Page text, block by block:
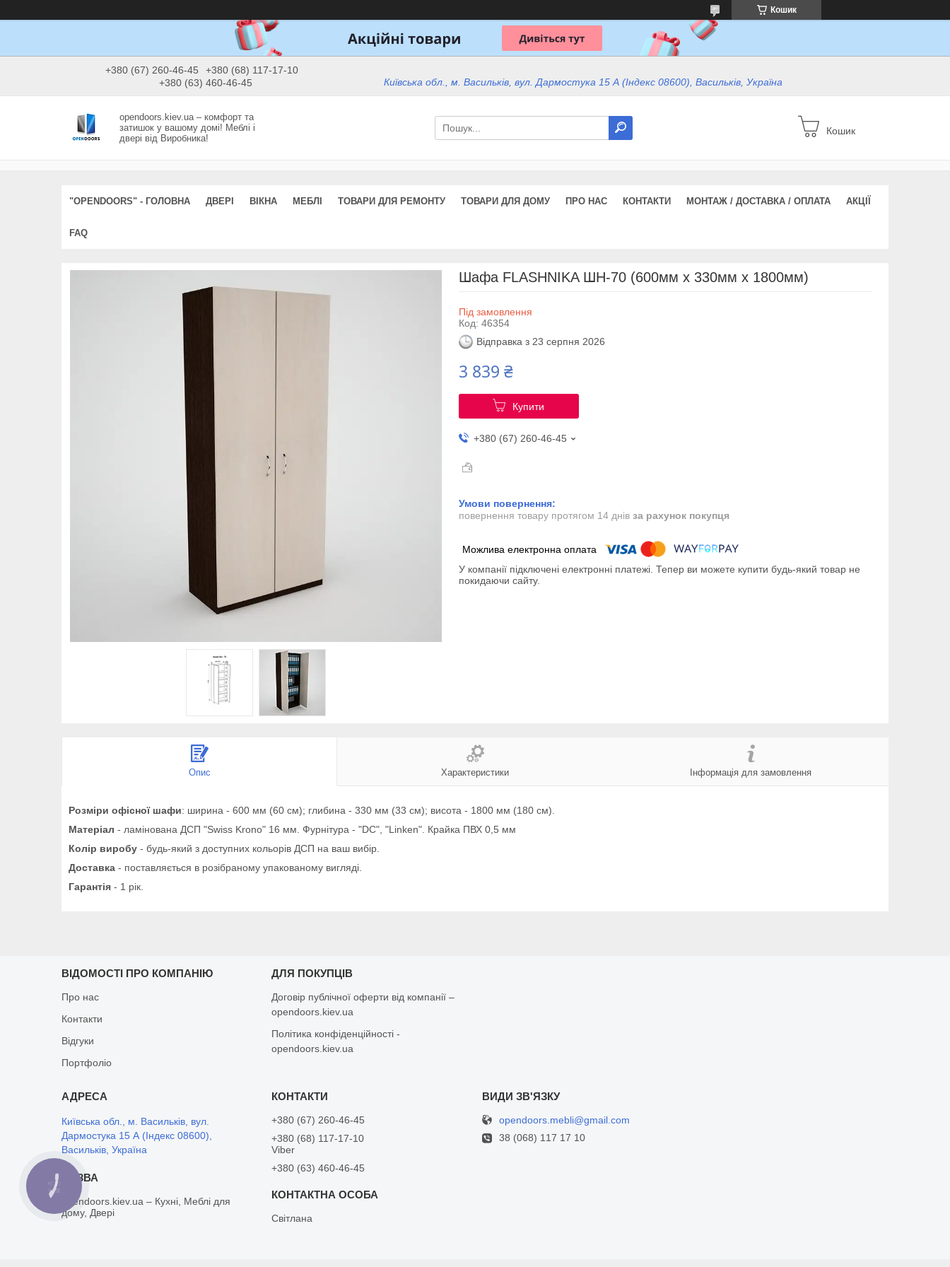
Кошик
+380 (67) 260-46-45
+380 (68) 117-17-10
+380 (63) 460-46-45
Київська обл., м. Васильків, вул. Дармостука 15 А (Індекс 08600), Васильків, Україна
opendoors.kiev.ua – комфорт та
затишок у вашому домі! Меблі і
двері від Виробника!
Кошик
"OPENDOORS" - ГОЛОВНА ДВЕРІ ВІКНА МЕБЛІ ТОВАРИ ДЛЯ РЕМОНТУ ТОВАРИ ДЛЯ ДОМУ ПРО НАС КОНТАКТИ МОНТАЖ / ДОСТАВКА / ОПЛАТА АКЦІЇ
FAQ
Шафа FLASHNIKA ШН-70 (600мм x 330мм x 1800мм)
Під замовлення
Код: 46354
Відправка з 23 серпня 2026
3 839 ₴
Купити
+380 (67) 260-46-45
повернення товару протягом 14 днів за рахунок покупця
У компанії підключені електронні платежі. Тепер ви можете купити будь-який товар не
покидаючи сайту.
Опис Характеристики Інформація для замовлення
Розміри офісної шафи: ширина - 600 мм (60 см); глибина - 330 мм (33 см); висота - 1800 мм (180 см).
Матеріал - ламінована ДСП "Swiss Krono" 16 мм. Фурнітура - "DC", "Linken". Крайка ПВХ 0,5 мм
Колір виробу - будь-який з доступних кольорів ДСП на ваш вибір.
Доставка - поставляється в розібраному упакованому вигляді.
Гарантія - 1 рік.
ВІДОМОСТІ ПРО КОМПАНІЮ
Про нас
Контакти
Відгуки
Портфоліо
ДЛЯ ПОКУПЦІВ
Договір публічної оферти від компанії –
opendoors.kiev.ua
Політика конфіденційності -
opendoors.kiev.ua
Київська обл., м. Васильків, вул.
Дармостука 15 А (Індекс 08600),
Васильків, Україна
opendoors.kiev.ua – Кухні, Меблі для
дому, Двері
+380 (67) 260-46-45
+380 (68) 117-17-10
Viber
+380 (63) 460-46-45
Світлана
opendoors.mebli@gmail.com
38 (068) 117 17 10
КНОПКА
ЗВ'ЯЗКУ